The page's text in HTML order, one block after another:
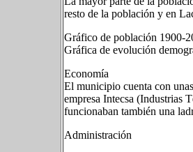
resto de la población y en
Gráfico de población 1900-
Gráfica de evolución
Economía
El municipio cuenta con
empresa Intecsa (Industrias
funcionaban también una
Administración